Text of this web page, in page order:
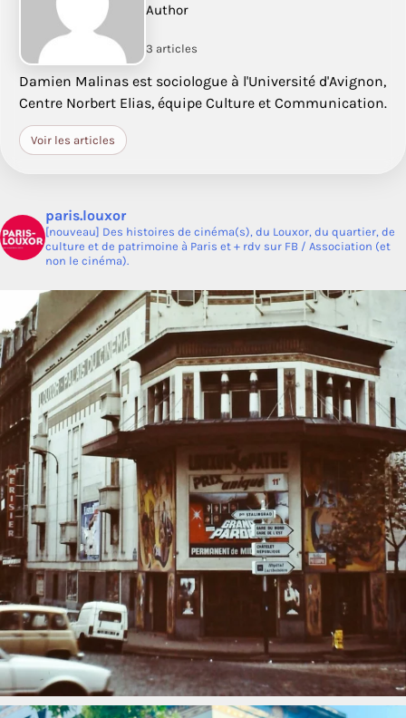
Author
3 articles
Damien Malinas est sociologue à l'Université d'Avignon,
Centre Norbert Elias, équipe Culture et Communication.
Voir les articles
paris.louxor
[nouveau] Des histoires de cinéma(s), du Louxor, du quartier, de
culture et de patrimoine à Paris et + rdv sur FB / Association (et
non le cinéma).